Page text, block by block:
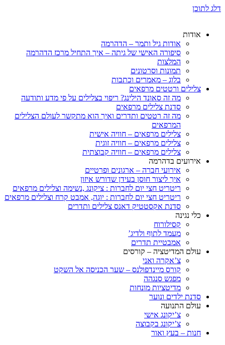
דלג לתוכן
אודות
אודות גיל ותמר – הדהרמה
סיפורה האישי של גיתה – איך התחיל מרכז הדהרמה
המלצות
תמונות וסרטונים
בלוג – מאמרים וכתבות
צלילים ורטטים מרפאים
מה זה סאונד הילינג? ריפוי בצלילים על פי מדע ותודעה
סדנת צלילים מרפאים
מה זה רטטים ותדרים ואיך הוא מתקשר לעולם הצלילים
המרפאים
צלילים מרפאים – חוויה אישית
צלילים מרפאים – חוויה זוגית
צלילים מרפאים – חוויה קבוצתית
אירועים בדהרמה
אירועי חברה – ארגונים ופרטיים
איך ליצור חוסן בעידן שדורש איזון
ריטריט חצי יום לחברות : ציקונג ,נשימה וצלילים מרפאים
ריטריט חצי יום לחברות : יוגה, אמבט קרח וצלילים מרפאים
סדנת אקסטטיק דאנס צלילים ותדרים
כלי נגינה
קסילורוח
מעמד לתוף ולדיג’
אמבטיית תדרים
עולם המדיטציה – קורסים
צ’אקרה ואני
קורס מיינדפולנס – שער הכניסה אל השקט
מפגש סנגהה
מדיטציות מונחות
סדנת ילדים ונוער
עולם התנועה
צ’יקונג אישי
צ’יקונג בקבוצה
חנות – בעץ ואור